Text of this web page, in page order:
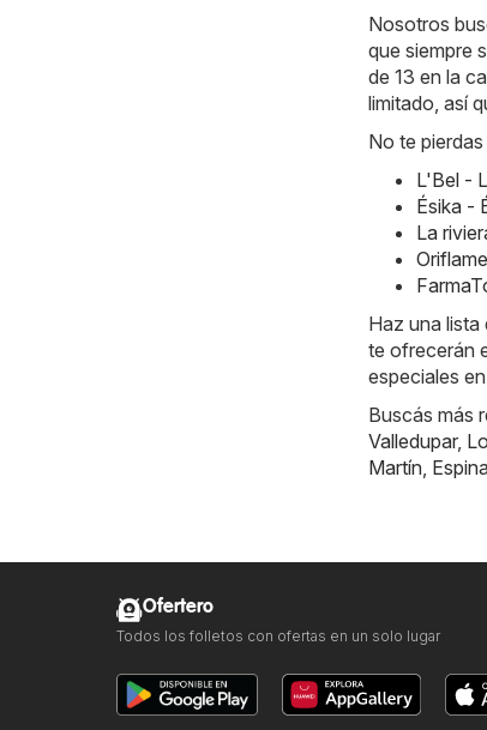
Nosotros
que siempre
de 13 en la
limitado, así
No te
L'Bel -
Ésika -
La
Haz una
te ofrecerán
especiales
Buscás más
Valledupar,
Martín,
Ofertero
Todos los folletos con ofertas en un solo lugar